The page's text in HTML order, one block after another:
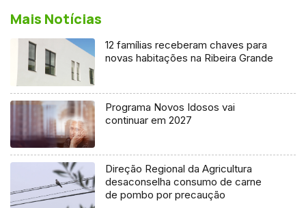
Mais Notícias
12 famílias receberam chaves para
novas habitações na Ribeira Grande
Programa Novos Idosos vai
continuar em 2027
Direção Regional da Agricultura
desaconselha consumo de carne
de pombo por precaução